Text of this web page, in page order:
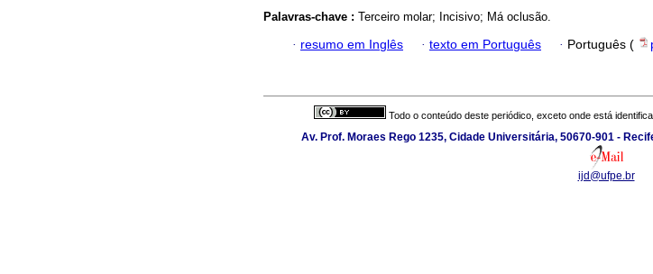
Palavras-chave : Terceiro molar; Incisivo; Má oclusão.
· resumo em Inglês · texto em Português · Português (
Todo o conteúdo deste periódico, exceto onde está
Av. Prof. Moraes Rego 1235, Cidade Universitária, 50670-901 -
ijd@ufpe.br